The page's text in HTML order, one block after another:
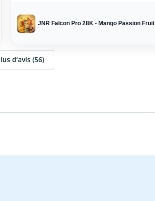
JNR Falcon Pro 28K - Mango Passion Fruit
d‘avis (56)